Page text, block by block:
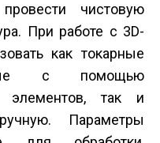
чистовую
При работе с 3D-
как токарные
с помощью
элементов, так и
Параметры